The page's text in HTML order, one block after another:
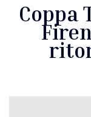
Coppa